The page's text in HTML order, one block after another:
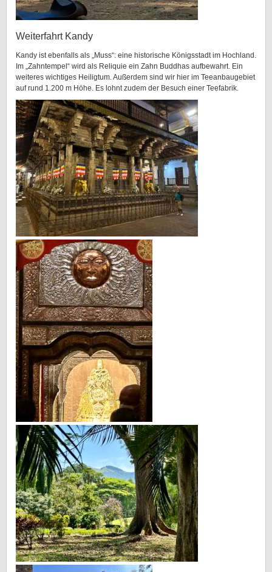
Weiterfahrt Kandy
Kandy ist ebenfalls als „Muss“: eine historische Königsstadt im Hochland.
Im „Zahntempel“ wird als Reliquie ein Zahn Buddhas aufbewahrt. Ein
weiteres wichtiges Heiligtum. Außerdem sind wir hier im Teeanbaugebiet
auf rund 1.200 m Höhe. Es lohnt zudem der Besuch einer Teefabrik.